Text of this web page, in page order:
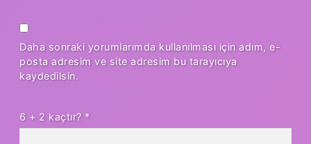
Daha sonraki yorumlarımda kullanılması için adım, e-
posta adresim ve site adresim bu tarayıcıya
kaydedilsin.
6 + 2 kaçtır? *